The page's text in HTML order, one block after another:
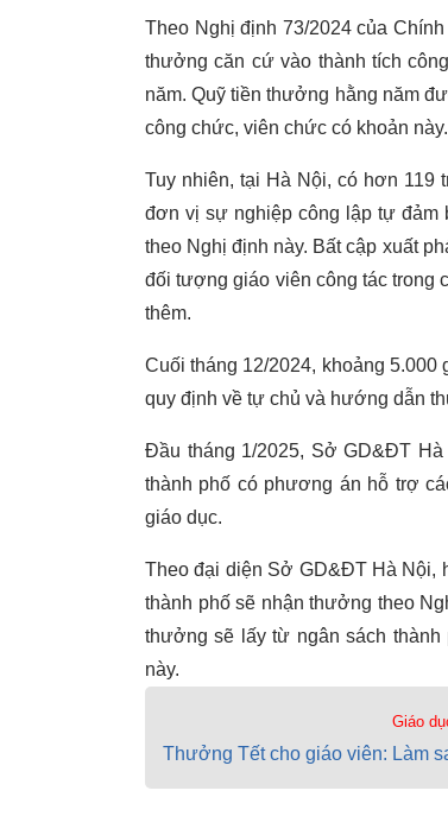
Theo Nghị định 73/2024 của
thưởng căn cứ vào thành tích
năm. Quỹ tiền thưởng hằng năm
công chức, viên chức có khoản này.
Tuy nhiên, tại Hà Nội, có hơn 119
đơn vị sự nghiệp công lập tự đảm
theo Nghị định này. Bất cập xuất
đối tượng giáo viên công tác trong
thêm.
Cuối tháng 12/2024, khoảng
quy định về tự chủ và hướng dẫn
Đầu tháng 1/2025, Sở GD&ĐT
thành phố có phương án hỗ trợ
giáo dục.
Theo đại diện Sở GD&ĐT Hà Nội,
thành phố sẽ nhận thưởng theo
thưởng sẽ lấy từ ngân sách thành
này.
Giáo
Thưởng Tết cho giáo viên: Làm